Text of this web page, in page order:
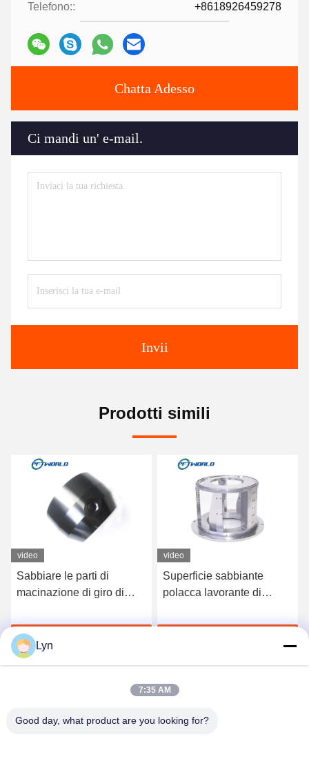
Telefono:: +8618926459278
Chatta Adesso
Ci mandi un' e-mail.
Invii
Prodotti simili
video
Sabbiare le parti di
macinazione di giro di
anodizzano alluminio per
il taglio del laser
video
Superficie sabbiante
polacca lavorante di
meccanico di CNC
Lyn
7:35 AM
Good day, what product are you looking for?